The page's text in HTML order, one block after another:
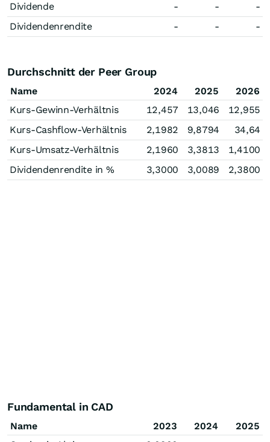
Dividende
- -
-
Dividendenrendite
- - -
Durchschnitt der Peer Group
Name 2024 2025
2026
Kurs-Gewinn-Verhältnis
12,457 13,046
12,955
Kurs-Cashflow-Verhältnis
2,1982 9,8794
34,64
Kurs-Umsatz-Verhältnis
2,1960 3,3813
1,4100
Dividendenrendite in %
3,3000 3,0089 2,3800
Fundamental in CAD
Name 2023 2024
2025